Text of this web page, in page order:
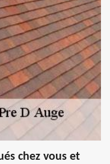
chez vous et